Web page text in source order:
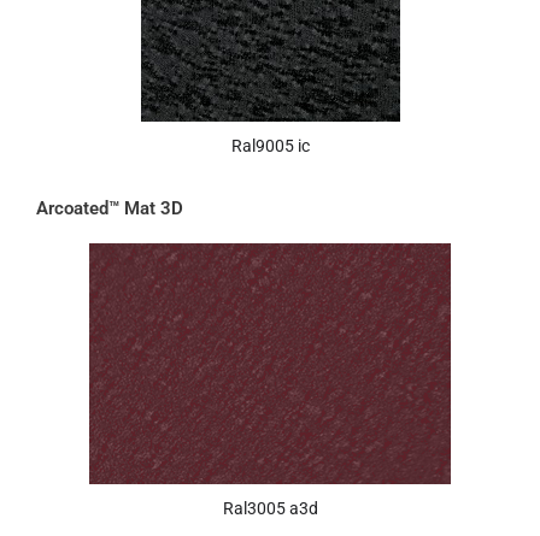
Ral9005 ic
Arcoated™ Mat 3D
Ral3005 a3d